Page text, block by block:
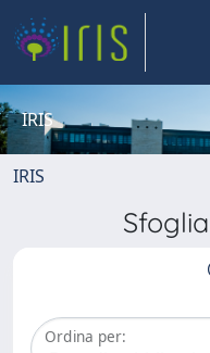
IRIS
IRIS
Ordina per: